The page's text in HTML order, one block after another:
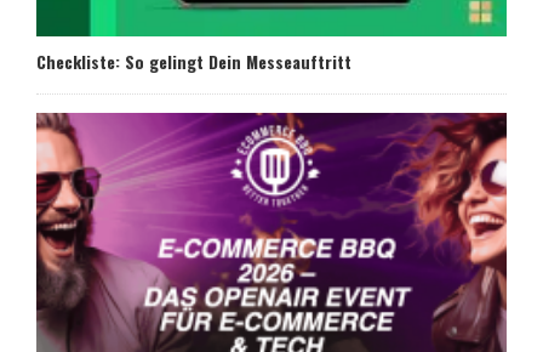
Checkliste: So gelingt Dein Messeauftritt